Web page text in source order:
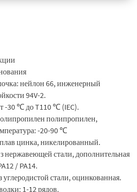
нейлон 66, инженерный
94V-2.
-30 ℃ до T110 ℃ (IEC).
полипропилен,
-20-90 ℃
цинка, никелированный.
нержавеющей стали, дополнительная
/ PA14.
стали, оцинкованная.
1-12 рядов.